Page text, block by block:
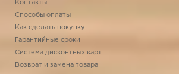
Контакты
Способы оплаты
Как сделать покупку
Гарантийные сроки
Система дисконтных карт
Возврат и замена товара